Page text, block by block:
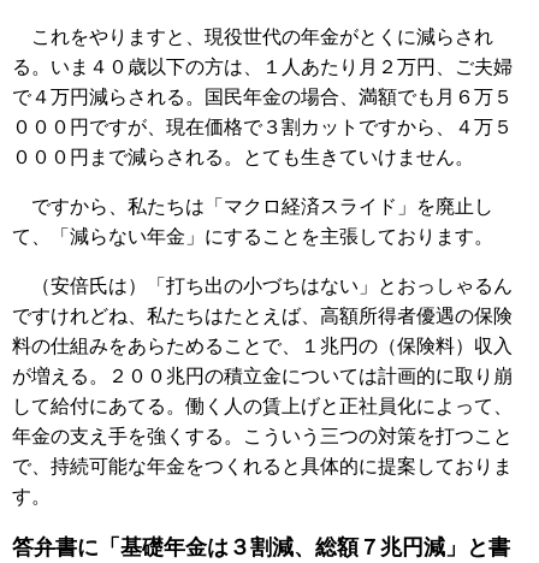
これをやりますと、現役世代の年金がとくに減らされ
る。いま４０歳以下の方は、１人あたり月２万円、ご夫婦
で４万円減らされる。国民年金の場合、満額でも月６万５
０００円ですが、現在価格で３割カットですから、４万５
０００円まで減らされる。とても生きていけません。
ですから、私たちは「マクロ経済スライド」を廃止し
て、「減らない年金」にすることを主張しております。
（安倍氏は）「打ち出の小づちはない」とおっしゃるん
ですけれどね、私たちはたとえば、高額所得者優遇の保険
料の仕組みをあらためることで、１兆円の（保険料）収入
が増える。２００兆円の積立金については計画的に取り崩
して給付にあてる。働く人の賃上げと正社員化によって、
年金の支え手を強くする。こういう三つの対策を打つこと
で、持続可能な年金をつくれると具体的に提案しておりま
す。
答弁書に「基礎年金は３割減、総額７兆円減」と書